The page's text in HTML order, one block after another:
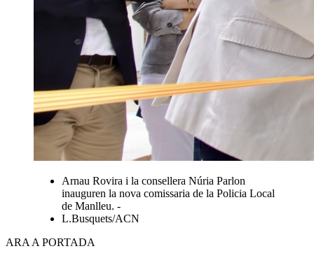
Arnau Rovira i la consellera Núria Parlon
inauguren la nova comissaria de la Policia Local
de Manlleu. -
L.Busquets/ACN
ARA A PORTADA